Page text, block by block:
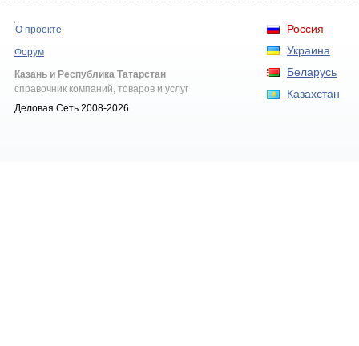
Россия
Украина
Беларусь
Казахстан
О проекте
Форум
Казань и Республика Татарстан
справочник компаний, товаров и услуг
Деловая Сеть 2008-2026